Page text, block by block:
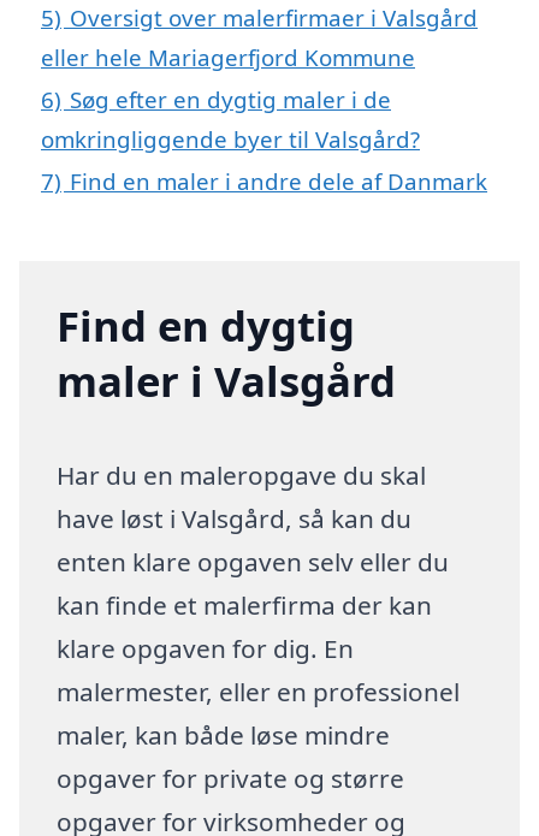
5) Oversigt over malerfirmaer i Valsgård
eller hele Mariagerfjord Kommune
6) Søg efter en dygtig maler i de
omkringliggende byer til Valsgård?
7) Find en maler i andre dele af Danmark
Find en dygtig
maler i Valsgård
Har du en maleropgave du skal
have løst i Valsgård, så kan du
enten klare opgaven selv eller du
kan finde et malerfirma der kan
klare opgaven for dig. En
malermester, eller en professionel
maler, kan både løse mindre
opgaver for private og større
opgaver for virksomheder og